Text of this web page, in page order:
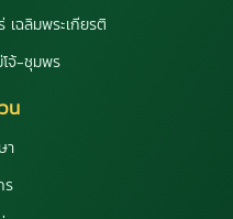
เฉลิมพระเกียรติ
โจ้-ชุมพร
น
า
ร